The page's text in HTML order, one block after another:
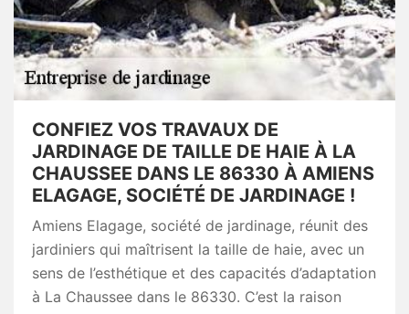
CONFIEZ VOS TRAVAUX DE
JARDINAGE DE TAILLE DE HAIE À LA
CHAUSSEE DANS LE 86330 À AMIENS
ELAGAGE, SOCIÉTÉ DE JARDINAGE !
Amiens Elagage, société de jardinage, réunit des
jardiniers qui maîtrisent la taille de haie, avec un
sens de l’esthétique et des capacités d’adaptation
à La Chaussee dans le 86330. C’est la raison